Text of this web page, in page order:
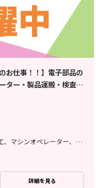
お仕事！！】電子部品の
ター・製品運搬・検査・
料！
検査、梱包・仕分け、加工、マシンオペレーター、メンテナンス・保全、立ち作業、その他
詳細を見る